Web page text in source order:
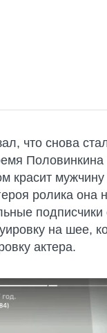
что снова
Половинкина
красит мужчину
ролика она
подписчики
на шее,
актера.